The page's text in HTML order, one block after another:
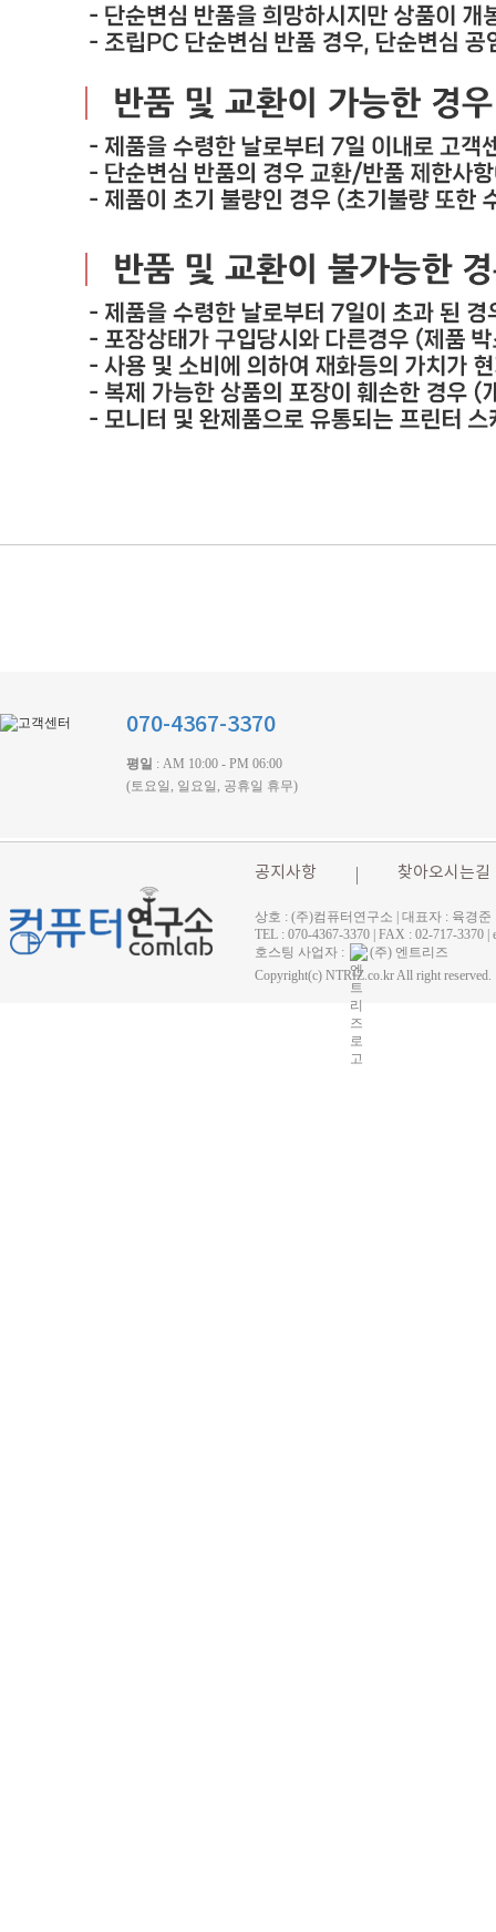
070-4367-3370
평일 : AM 10:00 - PM 06:00
(토요일, 일요일, 공휴일 휴무)
공지사항 찾아오시는길
상호 : (주)컴퓨터연구소 | 대표자 : 육경
TEL : 070-4367-3370 | FAX : 02-717-
호스팅 사업자 :
(주) 엔트리즈
Copyright(c) NTRIZ.co.kr All right reserved.